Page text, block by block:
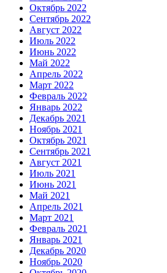
Октябрь 2022
Сентябрь 2022
Август 2022
Июль 2022
Июнь 2022
Май 2022
Апрель 2022
Март 2022
Февраль 2022
Январь 2022
Декабрь 2021
Ноябрь 2021
Октябрь 2021
Сентябрь 2021
Август 2021
Июль 2021
Июнь 2021
Май 2021
Апрель 2021
Март 2021
Февраль 2021
Январь 2021
Декабрь 2020
Ноябрь 2020